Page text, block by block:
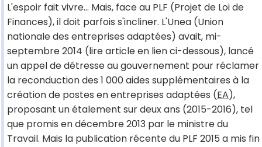
L'espoir fait vivre… Mais, face au PLF (Projet de Loi de
Finances), il doit parfois s'incliner. L'Unea (Union
nationale des entreprises adaptées) avait, mi-
septembre 2014 (lire article en lien ci-dessous), lancé
un appel de détresse au gouvernement pour réclamer
la reconduction des 1 000 aides supplémentaires à la
création de postes en entreprises adaptées (EA),
proposant un étalement sur deux ans (2015-2016), tel
que promis en décembre 2013 par le ministre du
Travail. Mais la publication récente du PLF 2015 a mis fin